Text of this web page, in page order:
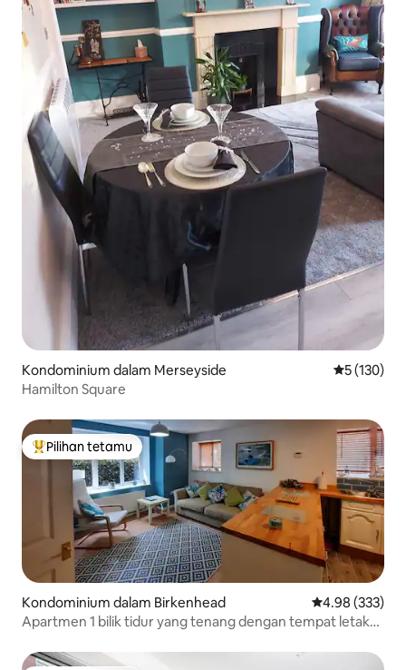
Kondominium dalam Merseyside Penarafan
5 (130)
Hamilton Square
Pilihan utama tetamu
Pilihan tetamu
Kondominium dalam Birkenhead Penarafan
4.98 (333)
Apartmen 1 bilik tidur yang tenang dengan tempat letak